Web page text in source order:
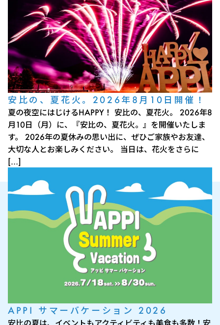
安比の、夏花火。2026年8月10日開催！
夏の夜空にはじけるHAPPY！ 安比の、夏花火。 2026年8
月10日（月）に、『安比の、夏花火。』を開催いたしま
す。 2026年の夏休みの思い出に、ぜひご家族やお友達、
大切な人とお楽しみください。 当日は、花火をさらに
[…]
APPI サマーバケーション 2026